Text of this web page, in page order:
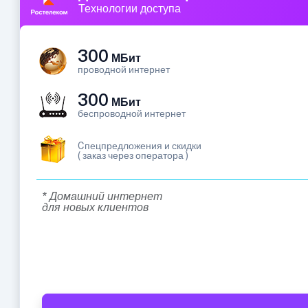
Технологии доступа
300 МБит
проводной интернет
300 МБит
беспроводной интернет
Cпецпредложения и скидки
( заказ через оператора )
* Домашний интернет
для новых клиентов